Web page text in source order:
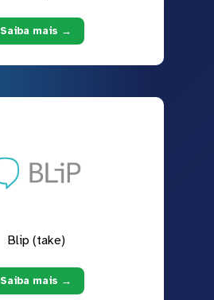
Saiba mais →
Blip (take)
Saiba mais →